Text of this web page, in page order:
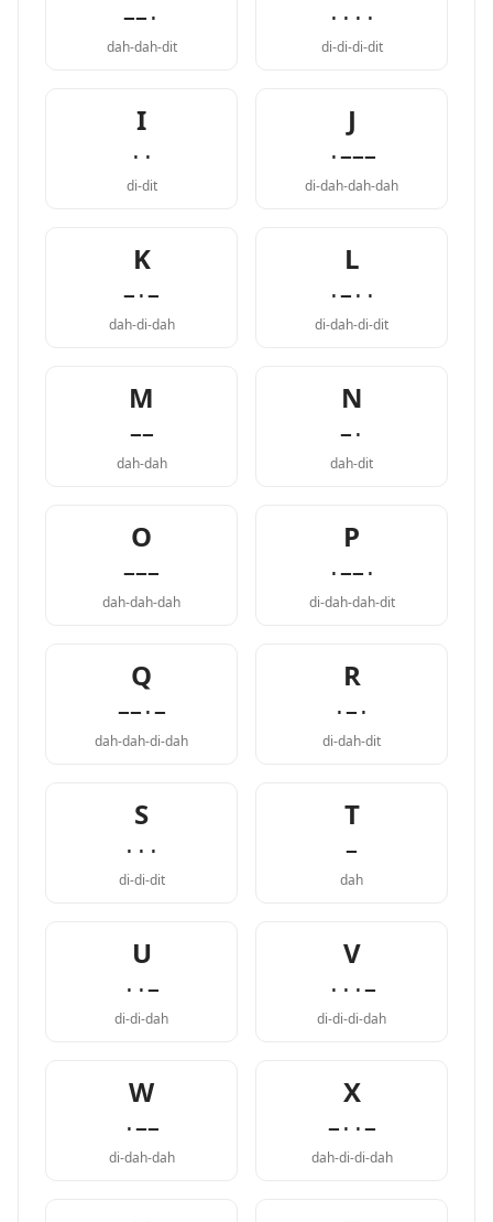
−−·
dah-dah-dit
····
di-di-di-dit
I
··
di-dit
J
·−−−
di-dah-dah-dah
K
−·−
dah-di-dah
L
·−··
di-dah-di-dit
M
−−
dah-dah
N
−·
dah-dit
O
−−−
dah-dah-dah
P
·−−·
di-dah-dah-dit
Q
−−·−
dah-dah-di-dah
R
·−·
di-dah-dit
S
···
di-di-dit
T
−
dah
U
··−
di-di-dah
V
···−
di-di-di-dah
W
·−−
di-dah-dah
X
−··−
dah-di-di-dah